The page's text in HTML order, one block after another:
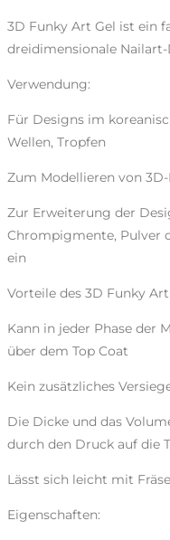
3D Funky Art Gel ist ein
dreidimensionale Nailart-
Verwendung:
Für Designs im
Wellen, Tropfen
Zum Modellieren von
Zur Erweiterung der
Chrompigmente, Pulver
ein
Vorteile des 3D Funky Art
Kann in jeder Phase der
über dem Top Coat
Kein zusätzliches
Die Dicke und das
durch den Druck auf die
Lässt sich leicht mit
Eigenschaften: